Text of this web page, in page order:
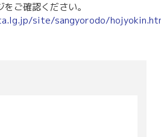
ご確認ください。
site/sangyorodo/